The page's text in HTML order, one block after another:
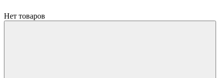
Нет товаров